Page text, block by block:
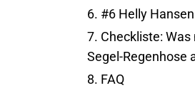
6. #6 Helly
7. Checkliste:
Segel-Regenhose
8. FAQ